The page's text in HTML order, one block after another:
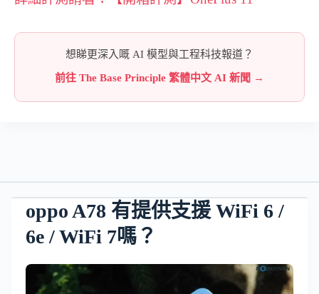
想睇更深入嘅 AI 模型與工程科技報道？
前往 The Base Principle 繁體中文 AI 新聞 →
oppo A78 有提供支援 WiFi 6 /
6e / WiFi 7嗎？